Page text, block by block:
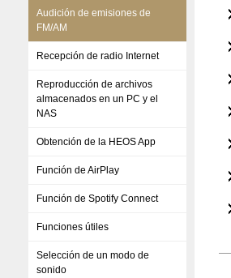
Audición de emisiones de
FM/AM
Recepción de radio Internet
Reproducción de archivos
almacenados en un PC y el
NAS
Obtención de la HEOS App
Función de AirPlay
Función de Spotify Connect
Funciones útiles
Selección de un modo de
sonido